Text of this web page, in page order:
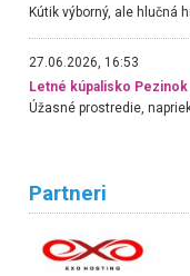
27.06.2026, 16:53
Letné kúpalisko Pezinok
Partneri